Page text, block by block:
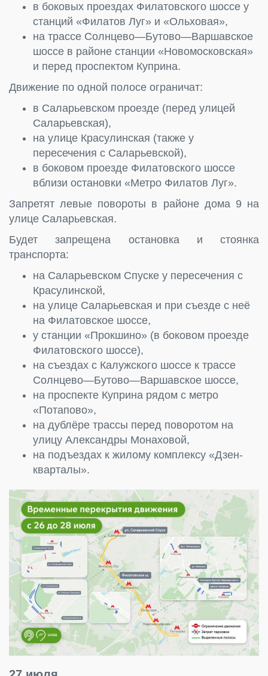
в боковых проездах Филатовского шоссе у
станций «Филатов Луг» и «Ольховая»,
на трассе Солнцево—Бутово—Варшавское
шоссе в районе станции «Новомосковская»
и перед проспектом Куприна.
Движение по одной полосе ограничат:
в Саларьевском проезде (перед улицей
Саларьевская),
на улице Красулинская (также у
пересечения с Саларьевской),
в боковом проезде Филатовского шоссе
вблизи остановки «Метро Филатов Луг».
Запретят левые повороты в районе дома 9 на
улице Саларьевская.
Будет запрещена остановка и стоянка
транспорта:
на Саларьевском Спуске у пересечения с
Красулинской,
на улице Саларьевская и при съезде с неё
на Филатовское шоссе,
у станции «Прокшино» (в боковом проезде
Филатовского шоссе),
на съездах с Калужского шоссе к трассе
Солнцево—Бутово—Варшавское шоссе,
на проспекте Куприна рядом с метро
«Потапово»,
на дублёре трассы перед поворотом на
улицу Александры Монаховой,
на подъездах к жилому комплексу «Дзен-
кварталы».